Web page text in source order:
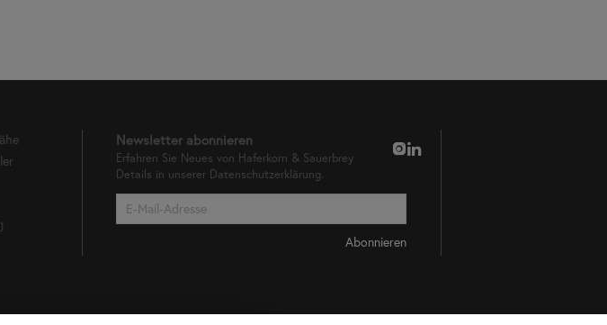
Newsletter abonnieren
Erfahren Sie Neues von Haferkorn & Sauerbrey
Details in unserer Datenschutzerklärung.